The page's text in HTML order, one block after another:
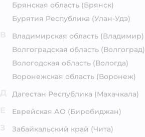
Брянская область (Брянск)
Бурятия Республика (Улан-Удэ)
Владимирская область (Владимир)
Волгоградская область (Волгоград)
Вологодская область (Вологда)
Воронежская область (Воронеж)
Дагестан Республика (Махачкала)
Еврейская АО (Биробиджан)
Забайкальский край (Чита)